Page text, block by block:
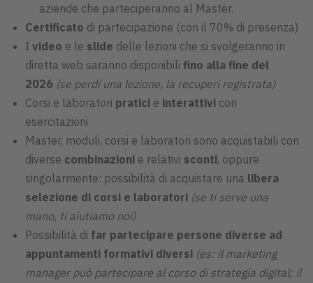
aziende che parteciperanno al Master.
Certificato di partecipazione (con il 70% di presenza)
I video e le slide delle lezioni che si svolgeranno in
diretta web saranno disponibili fino alla fine del
2026 (se perdi una lezione, la recuperi registrata)
Corsi e laboratori pratici e interattivi con
esercitazioni
Master, moduli, corsi e laboratori sono acquistabili con
diverse combinazioni e relativi sconti, oppure
singolarmente: possibilità di acquistare una libera
selezione di corsi e laboratori (se ti serve una
mano, ti aiutiamo noi)
Possibilità di far partecipare persone diverse ad
appuntamenti formativi diversi (es: il marketing
manager può partecipare al corso di strategia digital; il